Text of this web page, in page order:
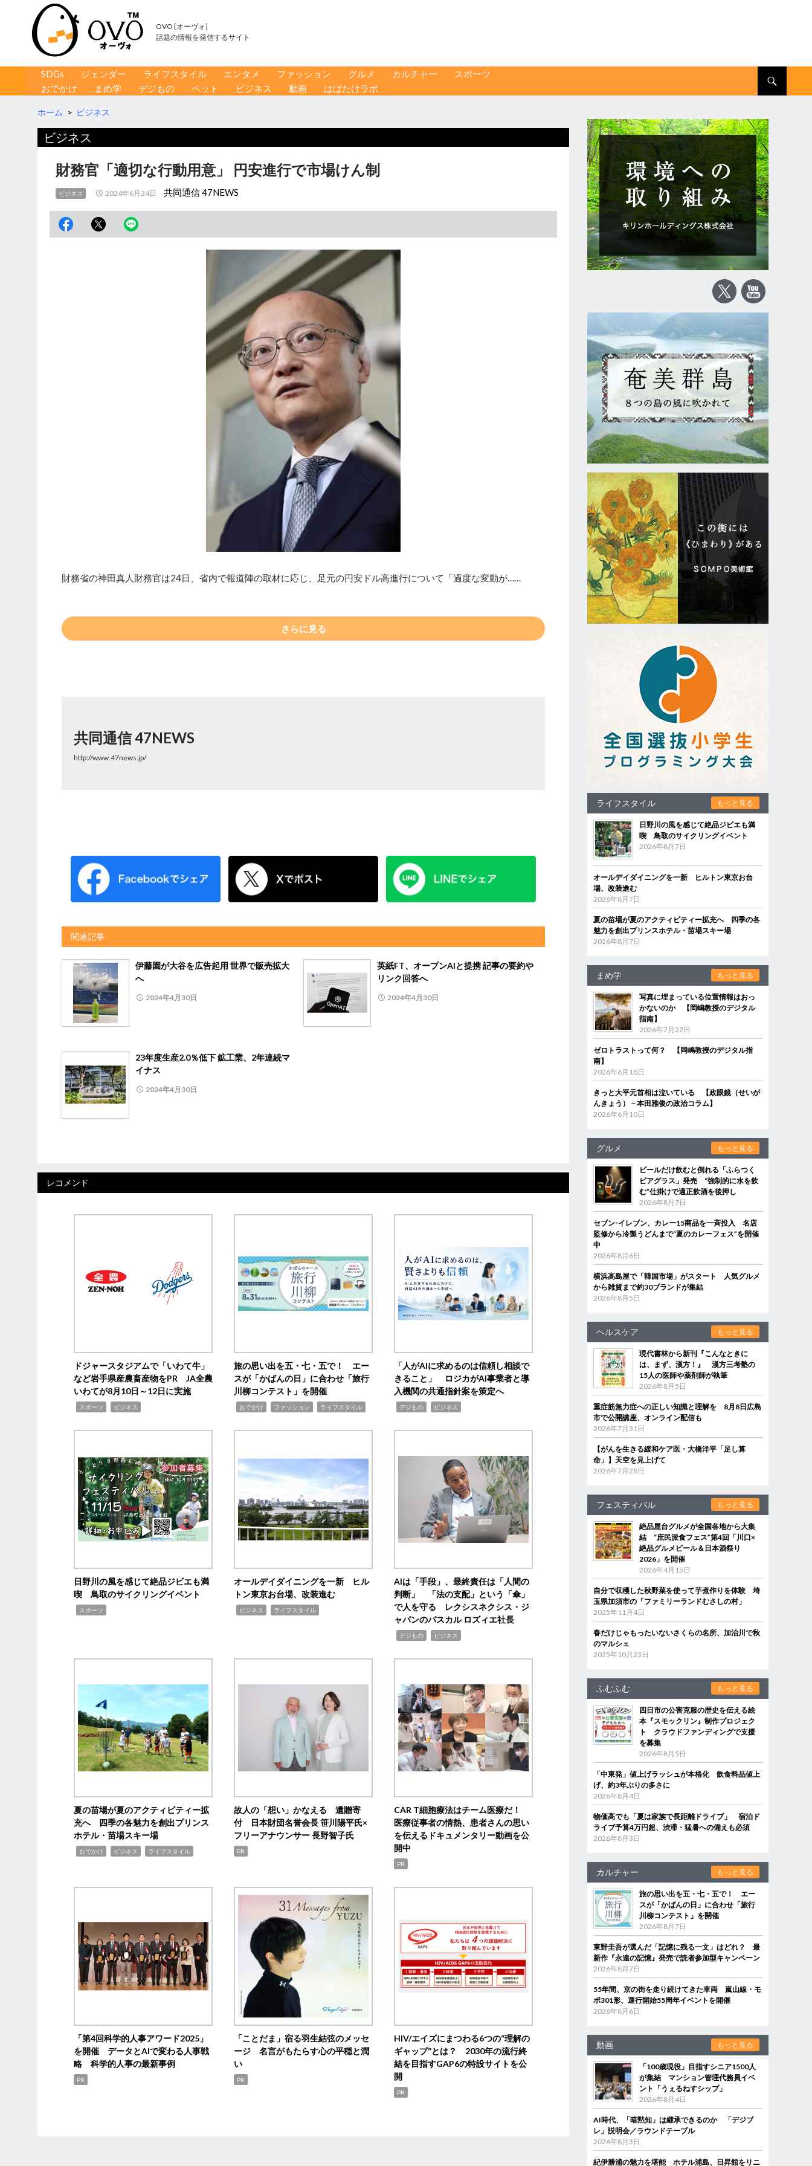
OVO [オーヴォ]
話題の情報を発信するサイト
コンテンツへ移動
SDGs ジェンダー ライフスタイル エンタメ ファッション グルメ カルチャー
スポーツ
おでかけ
まめ学 デジもの ペット ビジネス 動画 はばたけラボ
ホーム > ビジネス
ビジネス
財務官「適切な行動用意」 円安進行で市場けん制
ビジネス 2024年6月24日 共同通信 47NEWS
財務省の神田真人財務官は24日、省内で報道陣の取材に応じ、足元の円安ドル高進行について「過度な変動が……
さらに見る
共同通信 47NEWS
http://www.47news.jp/
関連記事
伊藤園が大谷を広告起用 世界で販売拡大
へ
2024年4月30日
英紙FT、オープンAIと提携 記事の要約や
リンク回答へ
2024年4月30日
23年度生産2.0％低下 鉱工業、2年連続マ
イナス
2024年4月30日
レコメンド
ドジャースタジアムで「いわて牛」
など岩手県産農畜産物をPR JA全農
いわてが8月10日～12日に実施
スポーツ ビジネス
旅の思い出を五・七・五で！ エー
スが「かばんの日」に合わせ「旅行
川柳コンテスト」を開催
おでかけ ファッション ライフスタイル
「人がAIに求めるのは信頼し相談で
きること」 ロジカがAI事業者と導
入機関の共通指針案を策定へ
デジもの ビジネス
日野川の風を感じて絶品ジビエも満
喫 鳥取のサイクリングイベント
スポーツ
オールデイダイニングを一新 ヒル
トン東京お台場、改装進む
ビジネス ライフスタイル
AIは「手段」、最終責任は「人間の
判断」 「法の支配」という「傘」
で人を守る レクシスネクシス・ジ
ャパンのパスカル ロズィエ社長
デジもの ビジネス
夏の苗場が夏のアクティビティー拡
充へ 四季の各魅力を創出プリンス
ホテル・苗場スキー場
おでかけ ビジネス ライフスタイル
故人の「想い」かなえる 遺贈寄
付 日本財団名誉会長 笹川陽平氏×
フリーアナウンサー 長野智子氏
PR
CAR T細胞療法はチーム医療だ！
医療従事者の情熱、患者さんの思い
を伝えるドキュメンタリー動画を公
開中
PR
「第4回科学的人事アワード2025」
を開催 データとAIで変わる人事戦
略 科学的人事の最新事例
PR
「ことだま」宿る羽生結弦のメッセ
ージ 名言がもたらす心の平穏と潤
い
PR
HIV/エイズにまつわる6つの“理解の
ギャップ”とは？ 2030年の流行終
結を目指すGAP6の特設サイトを公
開
PR
ライフスタイル もっと見る
日野川の風を感じて絶品ジビエも満
喫 鳥取のサイクリングイベント
2026年8月7日
オールデイダイニングを一新 ヒルトン東京お台
場、改装進む
2026年8月7日
夏の苗場が夏のアクティビティー拡充へ 四季の各
魅力を創出プリンスホテル・苗場スキー場
2026年8月7日
まめ学 もっと見る
写真に埋まっている位置情報はおっ
かないのか 【岡嶋教授のデジタル
指南】
2026年7月22日
ゼロトラストって何？ 【岡嶋教授のデジタル指
南】
2026年6月18日
きっと大平元首相は泣いている 【政眼鏡（せいが
んきょう）－本田雅俊の政治コラム】
2026年6月10日
グルメ もっと見る
ビールだけ飲むと倒れる「ふらつく
ビアグラス」発売 “強制的に水を飲
む”仕掛けで適正飲酒を後押し
2026年8月7日
セブン‐イレブン、カレー15商品を一斉投入 名店
監修から冷製うどんまで“夏のカレーフェス”を開催
中
2026年8月6日
横浜高島屋で「韓国市場」がスタート 人気グルメ
から雑貨まで約30ブランドが集結
2026年8月5日
ヘルスケア もっと見る
現代書林から新刊『こんなときに
は、まず、漢方！』 漢方三考塾の
15人の医師や薬剤師が執筆
2026年8月5日
重症筋無力症への正しい知識と理解を 8月8日広島
市で公開講座、オンライン配信も
2026年7月31日
【がんを生きる緩和ケア医・大橋洋平「足し算
命」】天空を見上げて
2026年7月28日
フェスティバル もっと見る
絶品屋台グルメが全国各地から大集
結 “庶民派食フェス”第4回「川口×
絶品グルメビール＆日本酒祭り
2026」を開催
2026年4月15日
自分で収穫した秋野菜を使って芋煮作りを体験 埼
玉県加須市の「ファミリーランドむさしの村」
2025年11月4日
春だけじゃもったいないさくらの名所、加治川で秋
のマルシェ
2025年10月23日
ふむふむ もっと見る
四日市の公害克服の歴史を伝える絵
本『スモックリン』制作プロジェク
ト クラウドファンディングで支援
を募集
2026年8月5日
「中東発」値上げラッシュが本格化 飲食料品値上
げ、約3年ぶりの多さに
2026年8月4日
物価高でも「夏は家族で長距離ドライブ」 宿泊ド
ライブ予算4万円超、渋滞・猛暑への備えも必須
2026年8月3日
カルチャー もっと見る
旅の思い出を五・七・五で！ エー
スが「かばんの日」に合わせ「旅行
川柳コンテスト」を開催
2026年8月7日
東野圭吾が選んだ「記憶に残る一文」はどれ？ 最
新作『永遠の記憶』発売で読者参加型キャンペーン
2026年8月7日
55年間、京の街を走り続けてきた車両 嵐山線・モ
ボ301形、運行開始55周年イベントを開催
2026年8月6日
動画 もっと見る
「100歳現役」目指すシニア1500人
が集結 マンション管理代務員イベ
ント「うぇるねすシップ」
2026年8月4日
AI時代、「暗黙知」は継承できるのか 「デジブ
レ」説明会／ラウンドテーブル
2026年8月3日
紀伊勝浦の魅力を堪能 ホテル浦島、日昇館をリニ